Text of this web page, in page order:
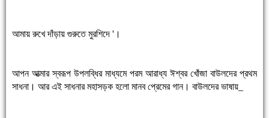
আমায় রুখে দাঁড়ায় গুরুতে মুরশিদে '।
আপন আত্মার স্বরূপ উপলব্ধির মাধ্যমে পরম আরাধ্য ঈশ্বর খোঁজা বাউলদের প্রথম
সাধনা। আর এই সাধনার মহাসড়ক হলো মানব প্রেমের গান। বাউলদের ভাষায়_